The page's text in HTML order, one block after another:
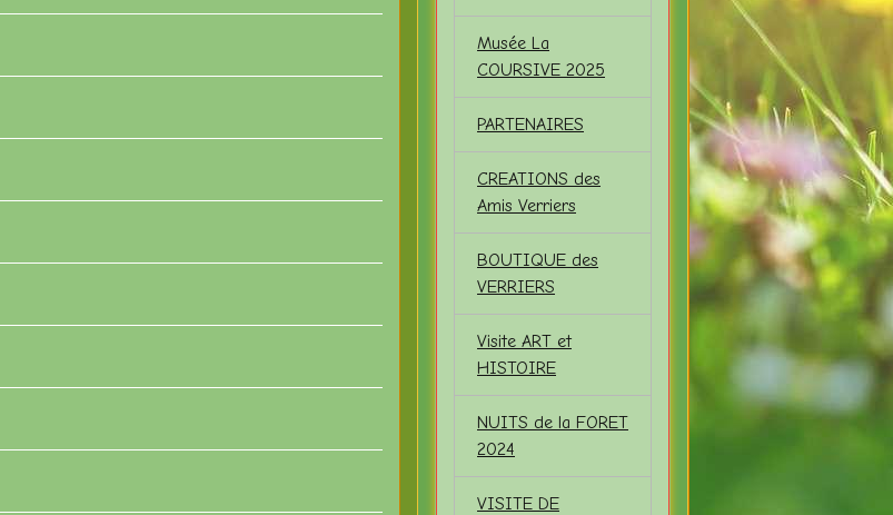
Musée La
COURSIVE 2025
PARTENAIRES
CREATIONS des
Amis Verriers
BOUTIQUE des
VERRIERS
Visite ART et
HISTOIRE
NUITS de la FORET
2024
VISITE DE